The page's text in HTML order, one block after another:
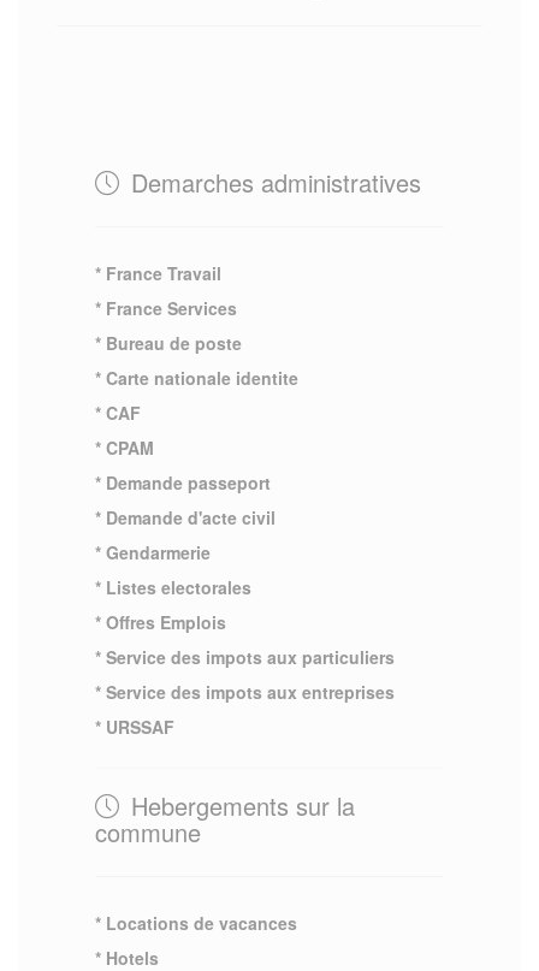
Demarches administratives
* France Travail
* France Services
* Bureau de poste
* Carte nationale identite
* CAF
* CPAM
* Demande passeport
* Demande d'acte civil
* Gendarmerie
* Listes electorales
* Offres Emplois
* Service des impots aux particuliers
* Service des impots aux entreprises
* URSSAF
Hebergements sur la
commune
* Locations de vacances
* Hotels